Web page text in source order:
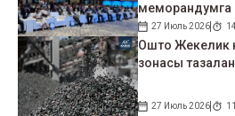
меморандумга
27 Июль 2026
Ошто Жекелик
зонасы
27 Июль 2026